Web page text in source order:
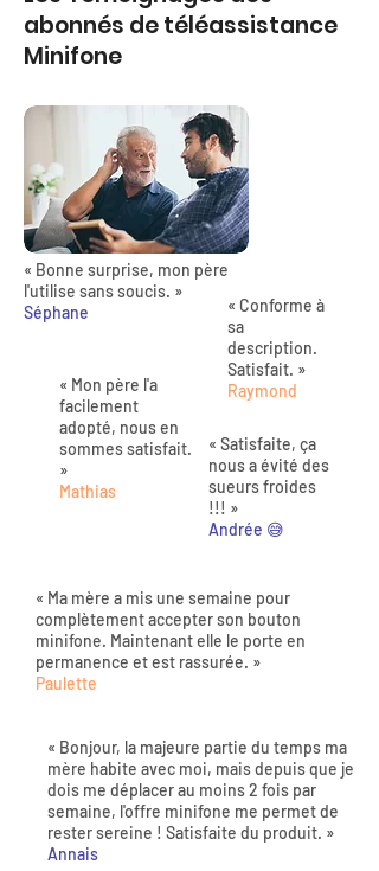
abonnés de téléassistance
Minifone
« Bonne surprise, mon père
l'utilise sans soucis. »
Séphane
« Mon père l'a
facilement
adopté, nous en
sommes satisfait.
»
Mathias
« Conforme à
sa
description.
Satisfait. »
Raymond
« Satisfaite, ça
nous a évité des
sueurs froides
!!! »
Andrée 😅
« Ma mère a mis une semaine pour
complètement accepter son bouton
minifone. Maintenant elle le porte en
permanence et est rassurée. »
Paulette
« Bonjour, la majeure partie du temps ma
mère habite avec moi, mais depuis que je
dois me déplacer au moins 2 fois par
semaine, l'offre minifone me permet de
rester sereine ! Satisfaite du produit. »
Annais